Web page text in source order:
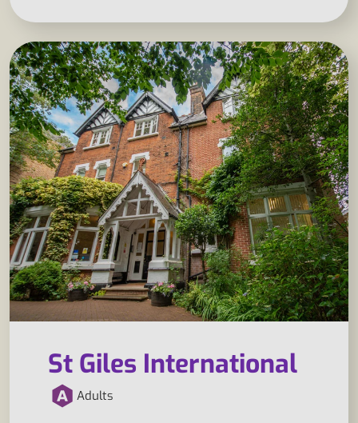
St Giles International
Adults